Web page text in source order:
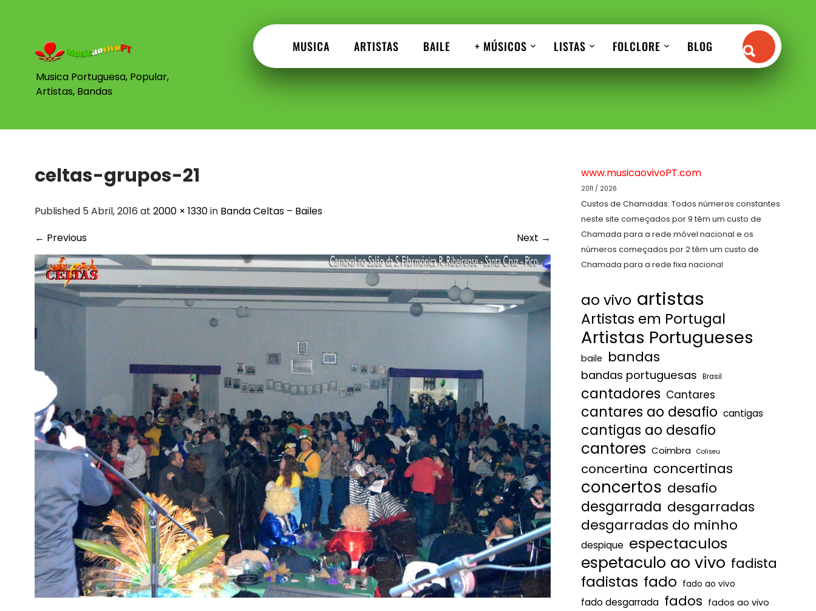
Musica Portuguesa, Popular,
Artistas, Bandas
MUSICA ARTISTAS BAILE + MÚSICOS LISTAS FOLCLORE BLOG
celtas-grupos-21
Published 5 Abril, 2016 at 2000 × 1330in Banda Celtas – Bailes
← Previous Next →
www.musicaovivoPT.com
2011 / 2026
Custos de Chamadas: Todos números constantes
neste site começados por 9 têm um custo de
Chamada para a rede móvel nacional e os
números começados por 2 têm um custo de
Chamada para a rede fixa nacional
ao vivo artistas
Artistas em Portugal
Artistas Portugueses
baile bandas
bandas portuguesas Brasil
cantadores Cantares
cantares ao desafio cantigas
cantigas ao desafio
cantores Coimbra Coliseu
concertina concertinas
concertos desafio
desgarrada desgarradas
desgarradas do minho
despique espectaculos
espetaculo ao vivo fadista
fadistas fado fado ao vivo
fado desgarrada fados fados ao vivo